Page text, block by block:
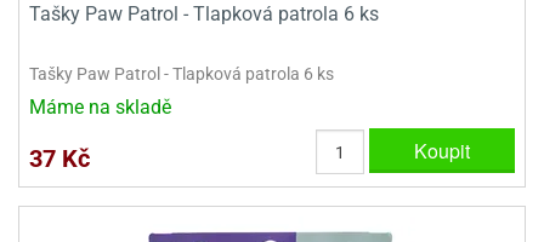
Tašky Paw Patrol - Tlapková patrola 6 ks
Tašky Paw Patrol - Tlapková patrola 6 ks
Máme na skladě
37 Kč Koupit